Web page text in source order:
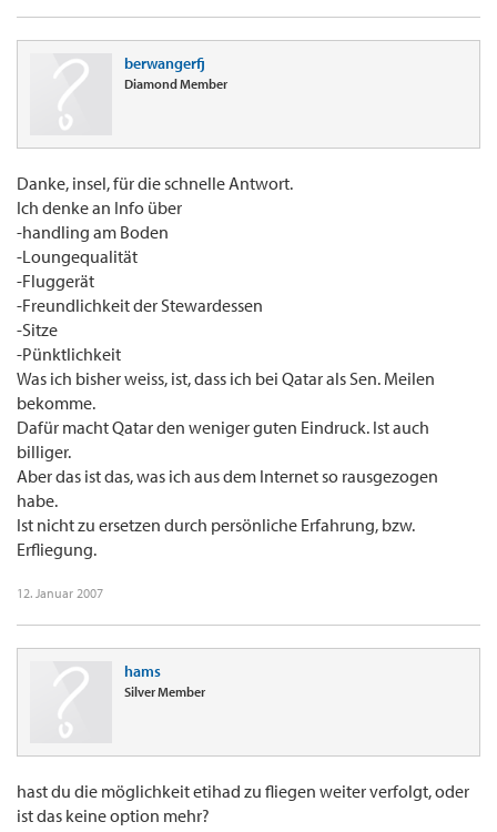
berwangerfj
Diamond Member
Danke, insel, für die schnelle Antwort.
Ich denke an Info über
-handling am Boden
-Loungequalität
-Fluggerät
-Freundlichkeit der Stewardessen
-Sitze
-Pünktlichkeit
Was ich bisher weiss, ist, dass ich bei Qatar als Sen. Meilen
bekomme.
Dafür macht Qatar den weniger guten Eindruck. Ist auch
billiger.
Aber das ist das, was ich aus dem Internet so rausgezogen
habe.
Ist nicht zu ersetzen durch persönliche Erfahrung, bzw.
Erfliegung.
12. Januar 2007
hams
Silver Member
hast du die möglichkeit etihad zu fliegen weiter verfolgt, oder
ist das keine option mehr?